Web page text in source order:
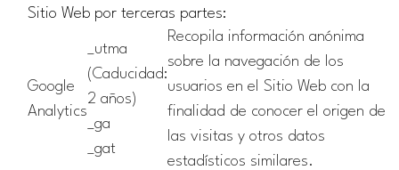
Sitio Web por terceras partes:
Google
Analytics
_utma
(Caducidad:
2 años)
_ga
_gat
Recopila información anónima
sobre la navegación de los
usuarios en el Sitio Web con la
finalidad de conocer el origen de
las visitas y otros datos
estadísticos similares.